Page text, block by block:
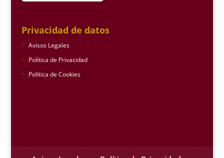
Privacidad de datos
Avisos Legales
Política de Privacidad
Política de Cookies